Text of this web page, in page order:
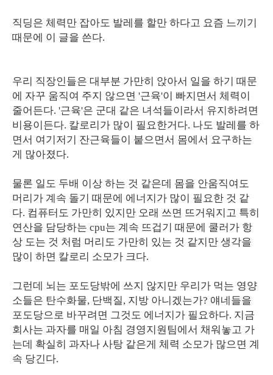
직딩은 체력만 잡아도 발레를 할만 하다고 요즘 느끼기
때문에 이 글을 쓴다.
우리 직장인들은 대부분 가만히 앉아서 일을 하기 때문
에 자꾸 움직여 주지 않으면 '근육'이 빠지면서 체력이
줄어든다. '근육'은 군대 같은 녀석들이라서 유지하려면
비용이든다. 칼로리가 많이 필요한거다. 나도 발레를 하
면서 여기저기 잔근육들이 붙으면서 몸에서 요구하는
게 많아졌다.
물론 일도 두배 이상 하는 것 같은데 몸을 안움직여도
머리가 계속 돌기 때문에 에너지가 많이 필요한 것 같
다. 컴퓨터도 가만히 있지만 오래 쓰면 뜨거워지고 특히
연산을 담당하는 cpu는 계속 뜨겁기 때문에 쿨러가 항
상 도는 것 처럼 머리도 가만히 있는 것 같지만 생각을
많이 하면 칼로리 소모가 크다.
그런데 뇌는 포도당밖에 쓰지 않지만 우리가 먹는 영양
소들은 탄수화물, 단백질, 지방 아니겠는가? 얘네들을
포도당으로 바꾸려면 그것도 에너지가 필요하다. 지금
회사는 과자를 매일 아침 경영지원팀에서 채워놓고 가
는데 확실히 과자나 사탕 같은게 체력 소모가 많으면 계
속 당긴다.